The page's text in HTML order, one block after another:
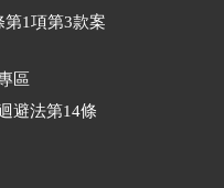
1項第3款案
區
避法第14條